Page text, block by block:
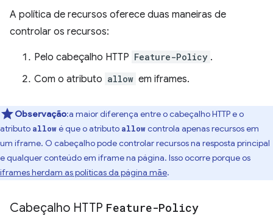
A política de recursos oferece duas maneiras de
controlar os recursos:
Pelo cabeçalho HTTP Feature-Policy .
Com o atributo allow em iframes.
Observação:a maior diferença entre o cabeçalho HTTP e o
atributo allowé que o atributo allowcontrola apenas recursos em
um iframe. O cabeçalho pode controlar recursos na resposta principal
e qualquer conteúdo em iframe na página. Isso ocorre porque os
iframes herdam as políticas da página mãe.
Cabeçalho HTTP Feature-Policy